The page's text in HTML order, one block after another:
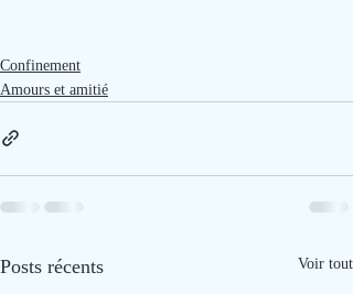
Confinement
Amours et amitié
Posts récents Voir tout